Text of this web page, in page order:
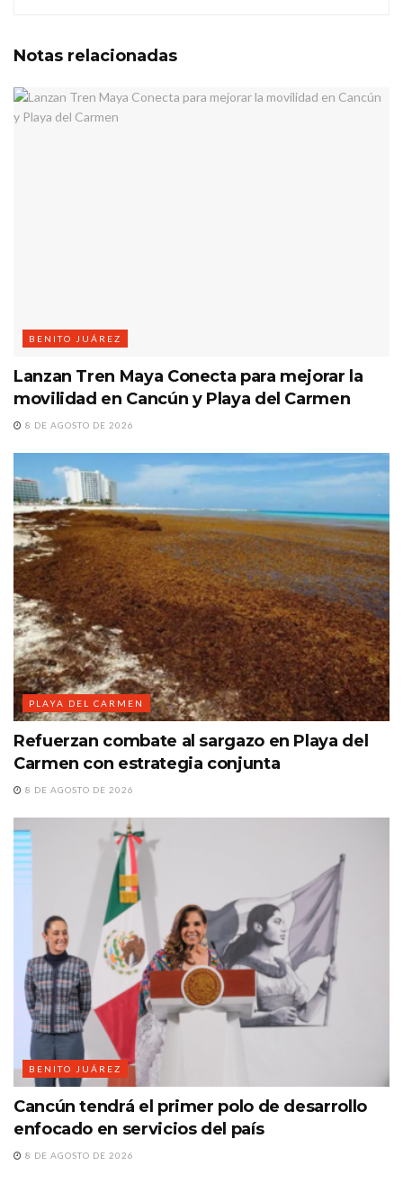
Notas relacionadas
BENITO JUÁREZ
Lanzan Tren Maya Conecta para mejorar la
movilidad en Cancún y Playa del Carmen
8 DE AGOSTO DE 2026
PLAYA DEL CARMEN
Refuerzan combate al sargazo en Playa del
Carmen con estrategia conjunta
8 DE AGOSTO DE 2026
BENITO JUÁREZ
Cancún tendrá el primer polo de desarrollo
enfocado en servicios del país
8 DE AGOSTO DE 2026